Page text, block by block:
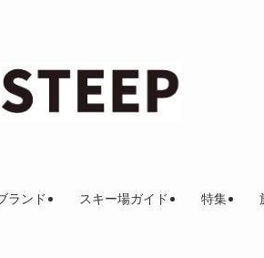
ランド スキー場ガイド 特集